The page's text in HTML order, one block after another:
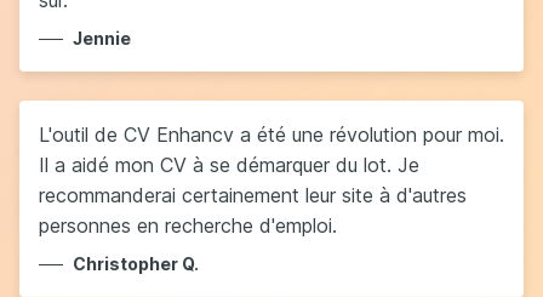
Jennie
L'outil de CV Enhancv a été une révolution pour moi.
Il a aidé mon CV à se démarquer du lot. Je
recommanderai certainement leur site à d'autres
personnes en recherche d'emploi.
Christopher Q.